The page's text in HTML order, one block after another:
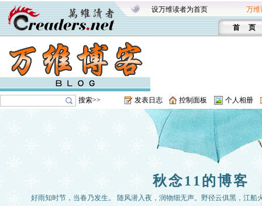
设万维读者为首页 万维
首 页
搜索>> 发表日志 控制面板 个人相册
秋念11的博客
好雨知时节，当春乃发生。 随风潜入夜，润物细无声。野径云俱黑，江船